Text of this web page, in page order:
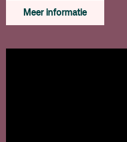
Meer informatie